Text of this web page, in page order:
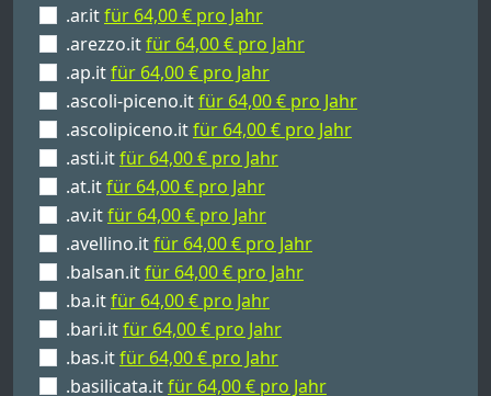
.ar.itfür 64,00 € pro Jahr
.arezzo.itfür 64,00 € pro Jahr
.ap.itfür 64,00 € pro Jahr
.ascoli-piceno.itfür 64,00 € pro Jahr
.ascolipiceno.itfür 64,00 € pro Jahr
.asti.itfür 64,00 € pro Jahr
.at.itfür 64,00 € pro Jahr
.av.itfür 64,00 € pro Jahr
.avellino.itfür 64,00 € pro Jahr
.balsan.itfür 64,00 € pro Jahr
.ba.itfür 64,00 € pro Jahr
.bari.itfür 64,00 € pro Jahr
.bas.itfür 64,00 € pro Jahr
.basilicata.itfür 64,00 € pro Jahr